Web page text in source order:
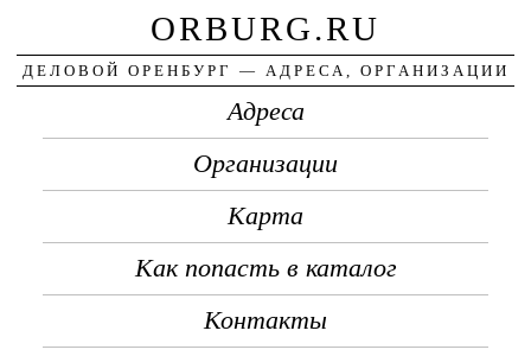
ORBURG.RU
ДЕЛОВОЙ ОРЕНБУРГ — АДРЕСА, ОРГАНИЗАЦИИ
Адреса
Организации
Карта
Как попасть в каталог
Контакты